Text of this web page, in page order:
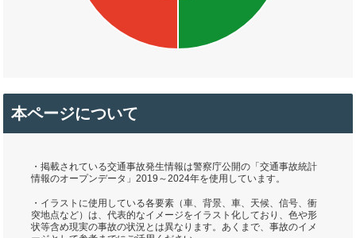
本ページについて
・掲載されている交通事故発生情報は警察庁公開の「交通事故統計
情報のオープンデータ」2019～2024年を使用しています。
・イラストに使用している各要素（車、背景、車、天候、信号、衝
突地点など）は、代表的なイメージをイラスト化しており、色や形
状等含め現実の事故の状況とは異なります。あくまで、事故のイメ